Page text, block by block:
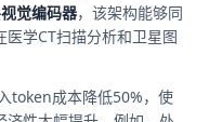
觉编码器，该架构能够同
学CT扫描分析和卫星图
token成本降低50%，使